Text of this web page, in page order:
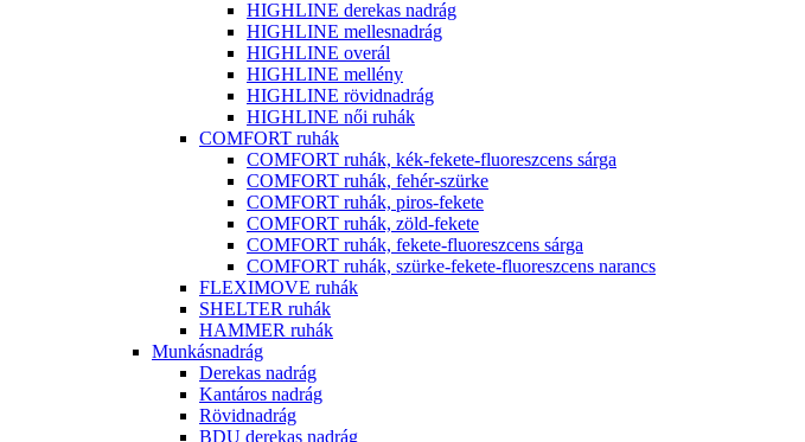
HIGHLINE derekas nadrág
HIGHLINE mellesnadrág
HIGHLINE overál
HIGHLINE mellény
HIGHLINE rövidnadrág
HIGHLINE női ruhák
COMFORT ruhák
COMFORT ruhák, kék-fekete-fluoreszcens sárga
COMFORT ruhák, fehér-szürke
COMFORT ruhák, piros-fekete
COMFORT ruhák, zöld-fekete
COMFORT ruhák, fekete-fluoreszcens sárga
COMFORT ruhák, szürke-fekete-fluoreszcens narancs
FLEXIMOVE ruhák
SHELTER ruhák
HAMMER ruhák
Munkásnadrág
Derekas nadrág
Kantáros nadrág
Rövidnadrág
BDU derekas nadrág